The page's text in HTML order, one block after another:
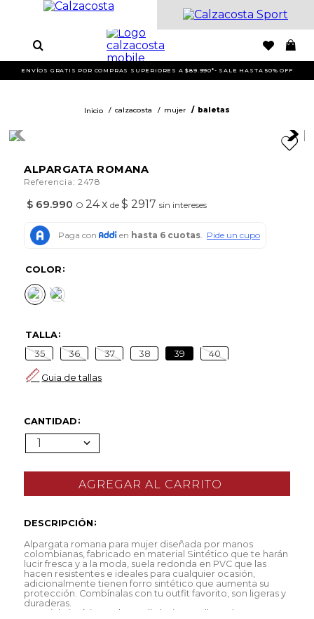
ENVÍOS GRATIS POR COMPRAS SUPERIORES A $89.990*- SALE HASTA 50% OFF
calzacosta mujer baletas
ALPARGATA ROMANA
Referencia :2478
$ 69.990 O 24x de$ 2917 sin intereses
COLOR
TALLA
35 36 37 38 39 40
Guia de tallas
CANTIDAD
1
DESCRIPCIÓN
Alpargata romana para mujer diseñada por manos
colombianas, fabricado en material Sintético que te harán
lucir fresca y a la moda, suela redonda en PVC que las
hacen resistentes e ideales para cualquier ocasión,
adicionalmente tienen forro sintético que aumenta su
protección. Combínalas con tu outfit favorito, son ligeras y
duraderas.
Material: sintético Color: Malla beige, Malla nude